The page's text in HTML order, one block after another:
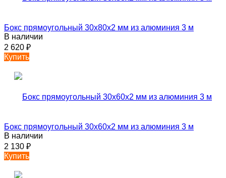
Бокс прямоугольный 30х80х2 мм из алюминия 3 м
В наличии
2 620 ₽
Купить
Бокс прямоугольный 30х60х2 мм из алюминия 3 м
В наличии
2 130 ₽
Купить